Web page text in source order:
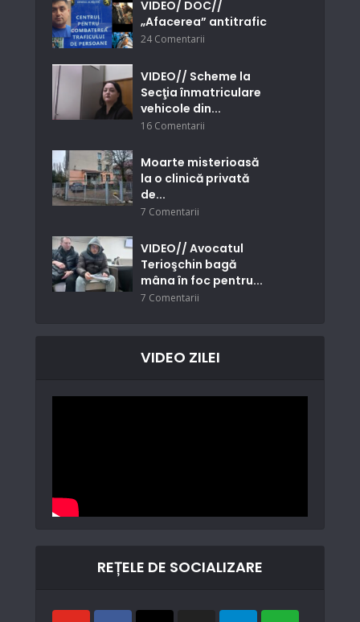
VIDEO/ DOC//
„Afacerea” antitrafic
24 Comentarii
VIDEO// Scheme la
Secţia înmatriculare
vehicole din...
16 Comentarii
Moarte misterioasă
la o clinică privată
de...
7 Comentarii
VIDEO// Avocatul
Terioşchin bagă
mâna în foc pentru...
7 Comentarii
VIDEO ZILEI
REȚELE DE SOCIALIZARE